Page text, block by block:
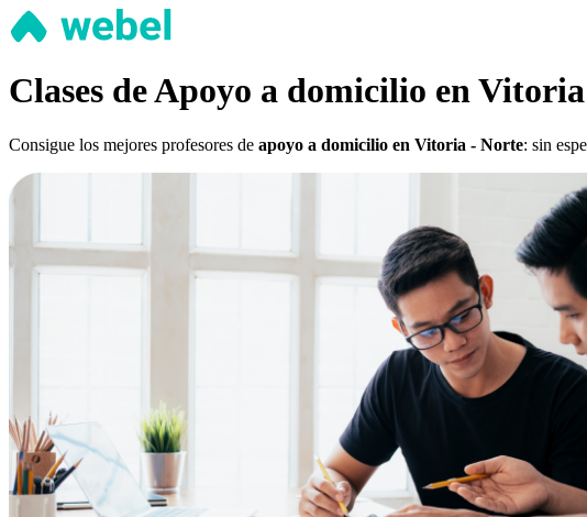
Clases de Apoyo a domicilio en
Consigue los mejores profesores de apoyo a domicilio en Vitoria - Norte: sin